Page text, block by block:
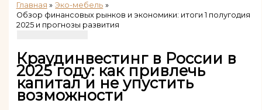
Главная
Эко-мебель
Обзор финансовых рынков и экономики: итоги 1 полугодия
2025 и прогнозы развития
Краудинвестинг в России в
2025 году: как привлечь
капитал и не упустить
возможности